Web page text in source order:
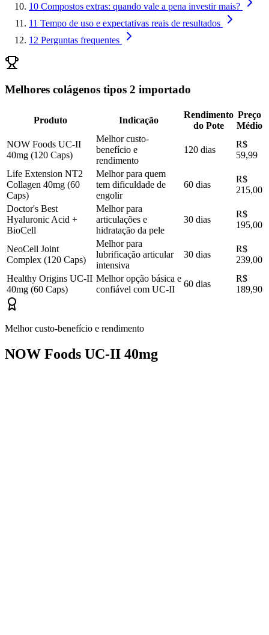
10 Compostos extras: quando vale a pena investir mais?
11 Tempo de uso e expectativas reais de resultados
12 Perguntas frequentes
Melhores colágenos tipos 2 importado
Produto Indicação
Rendimento
do Pote
Preço
Médio
NOW Foods UC-II
40mg (120 Caps)
Melhor custo-
benefício e
rendimento
120 dias
R$
59,99
Life Extension NT2
Collagen 40mg (60
Caps)
Melhor para quem
tem dificuldade de
engolir
60 dias
R$
215,00
Doctor's Best
Hyaluronic Acid +
BioCell
Melhor para
articulações e
hidratação da pele
30 dias
R$
195,00
NeoCell Joint
Complex (120 Caps)
Melhor para
lubrificação articular
intensiva
30 dias
R$
239,00
Healthy Origins UC-II
40mg (60 Caps)
Melhor opção básica e
confiável com UC-II
60 dias
R$
189,90
Melhor custo-benefício e rendimento
NOW Foods UC-II 40mg